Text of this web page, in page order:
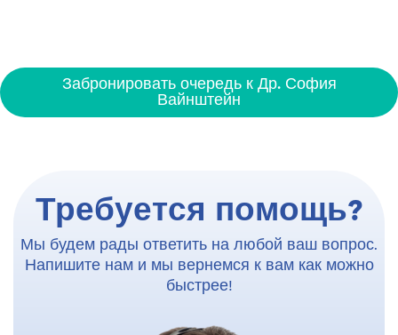
Забронировать очередь к Др. София
Вайнштейн
Требуется помощь?
Мы будем рады ответить на любой ваш вопрос.
Напишите нам и мы вернемся к вам как можно
быстрее!